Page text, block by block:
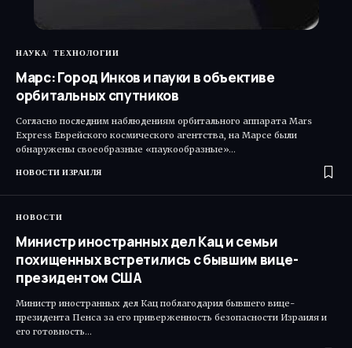
НАУКА ТЕХНОЛОГИИ
Марс: Город Инков и пауки в объективе
орбитальных спутников
Согласно последним наблюдениям орбитального аппарата Mars
Express Еврейского космического агентства, на Марсе были
обнаружены своеобразные «паукообразные»…
НОВОСТИ ИЗРАИЛЯ
НОВОСТИ
Министр иностранных дел Кац и семьи
похищенных встретились с бывшим вице-
президентом США
Министр иностранных дел Кац поблагодарил бывшего вице-
президента Пенса за его приверженность безопасности Израиля и
его готовность…